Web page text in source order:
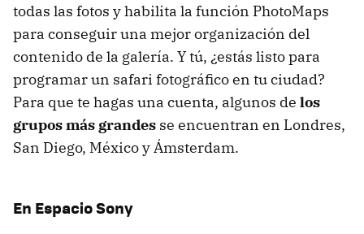
todas las fotos y habilita la función PhotoMaps
para conseguir una mejor organización del
contenido de la galería. Y tú, ¿estás listo para
programar un safari fotográfico en tu ciudad?
Para que te hagas una cuenta, algunos de los
grupos más grandes se encuentran en Londres,
San Diego, México y Ámsterdam.
En Espacio Sony